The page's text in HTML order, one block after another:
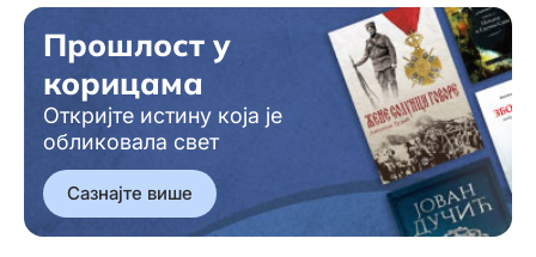
Прошлост у
корицама
Откријте истину која је
обликовала свет
Сазнајте више